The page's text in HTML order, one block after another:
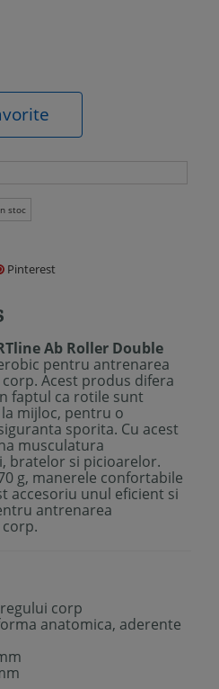
stoc
Pinterest
Ab Roller Double
pentru antrenarea
Acest produs difera
faptul ca rotile sunt
mijloc, pentru o
sporita. Cu acest
musculatura
bratelor si picioarelor.
g, manerele confortabile
accesoriu unul eficient si
antrenarea
corp
anatomica, aderente